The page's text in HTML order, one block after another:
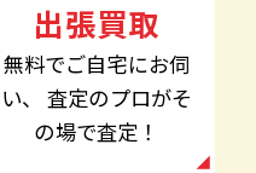
出張買取
無料でご自宅にお伺
い、
査定のプロがそ
の場で査定！